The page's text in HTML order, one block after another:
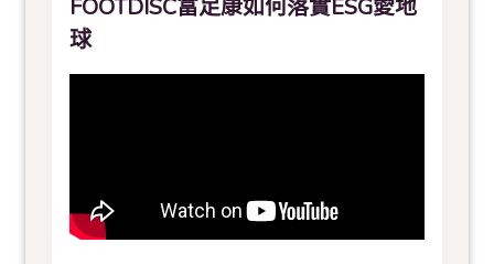
FOOTDISC富足康如何落實ESG愛地
球